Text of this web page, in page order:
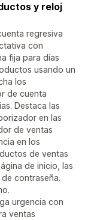
y reloj
regresiva
con
fija para días
usando un
los
de cuenta
Destaca las
en las
de ventas
en los
de ventas
de inicio, las
contraseña.
urgencia con
ventas